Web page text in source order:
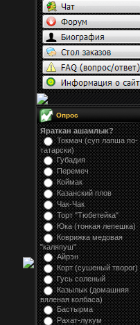
Опрос
Яраткан ашамлык?
Токмач (суп лапша по-
татарски)
Губадия
Перемеч
Коймак
Казанский плов
Чак-Чак
Торт "Тюбетейка"
Юка (тонкая лепешка)
Коврижка медовая
"каляпуш"
Айрэн
Корт (сушеный творог)
Гусь соленый
Казылык (домашняя
вяленая колбаса)
Бастырма
Рахат-лукум